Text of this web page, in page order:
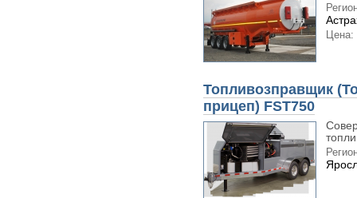
Цена:
Топливозправщик
прицеп) FST750